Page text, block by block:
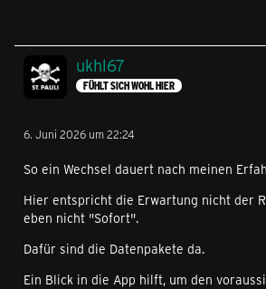
ukhl67
FÜHLT SICH WOHL HIER
6. Juni 2026 um 22:24
So ein Wechsel dauert nach meinen
Hier entspricht die Erwartung nicht der
eben nicht "Sofort".
Dafür sind die Datenpakete da.
Ein Blick in die App hilft, um den